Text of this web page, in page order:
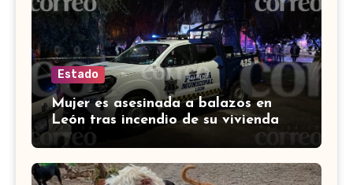
Estado
Mujer es asesinada a balazos en
León tras incendio de su vivienda
con bombas molotov